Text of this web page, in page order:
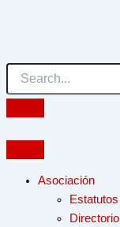
Asociación
Estatutos
Directorio